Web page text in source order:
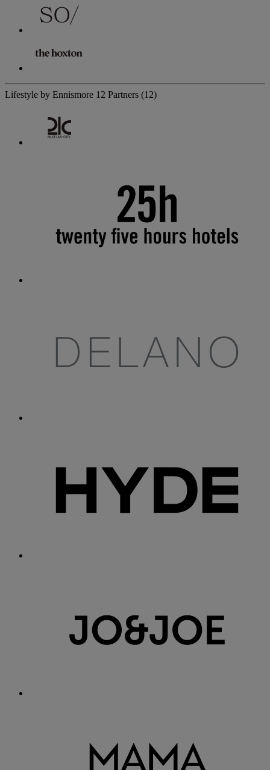
Lifestyle by Ennismore 12 Partners (12)